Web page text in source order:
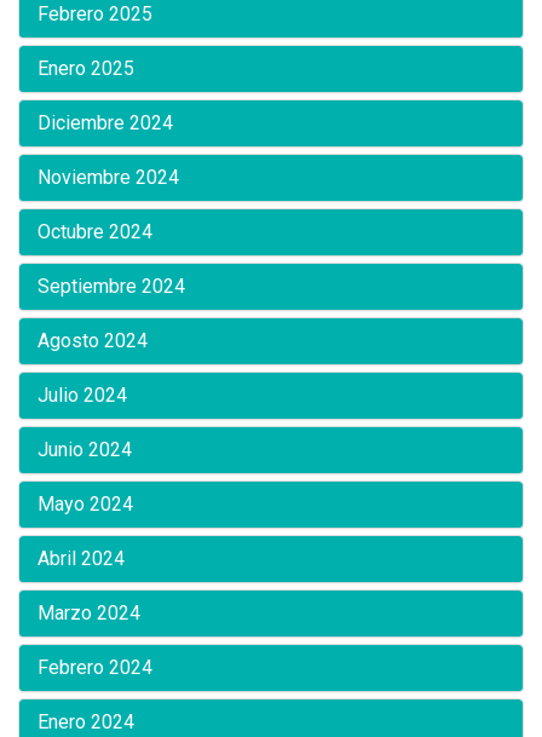
Febrero 2025
Enero 2025
Diciembre 2024
Noviembre 2024
Octubre 2024
Septiembre 2024
Agosto 2024
Julio 2024
Junio 2024
Mayo 2024
Abril 2024
Marzo 2024
Febrero 2024
Enero 2024